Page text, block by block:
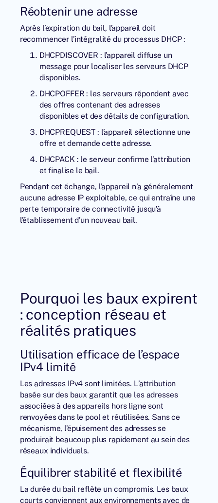
Réobtenir une adresse
Après l’expiration du bail, l’appareil doit
recommencer l’intégralité du processus DHCP :
DHCPDISCOVER : l’appareil diffuse un
message pour localiser les serveurs DHCP
disponibles.
DHCPOFFER : les serveurs répondent avec
des offres contenant des adresses
disponibles et des détails de configuration.
DHCPREQUEST : l’appareil sélectionne une
offre et demande cette adresse.
DHCPACK : le serveur confirme l’attribution
et finalise le bail.
Pendant cet échange, l’appareil n’a généralement
aucune adresse IP exploitable, ce qui entraîne une
perte temporaire de connectivité jusqu’à
l’établissement d’un nouveau bail.
Pourquoi les baux expirent
: conception réseau et
réalités pratiques
Utilisation efficace de l’espace
IPv4 limité
Les adresses IPv4 sont limitées. L’attribution
basée sur des baux garantit que les adresses
associées à des appareils hors ligne sont
renvoyées dans le pool et réutilisées. Sans ce
mécanisme, l’épuisement des adresses se
produirait beaucoup plus rapidement au sein des
réseaux individuels.
Équilibrer stabilité et flexibilité
La durée du bail reflète un compromis. Les baux
courts conviennent aux environnements avec de